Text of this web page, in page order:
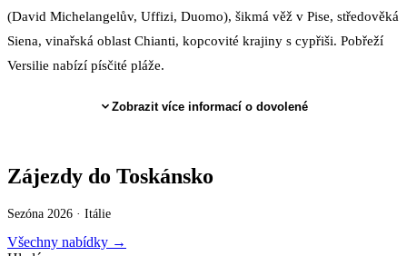
(David Michelangelův, Uffizi, Duomo), šikmá věž v Pise, středověká
Siena, vinařská oblast Chianti, kopcovité krajiny s cypřiši. Pobřeží
Versilie nabízí písčité pláže.
Zobrazit více informací o dovolené
Zájezdy do Toskánsko
Sezóna 2026 · Itálie
Všechny nabídky →